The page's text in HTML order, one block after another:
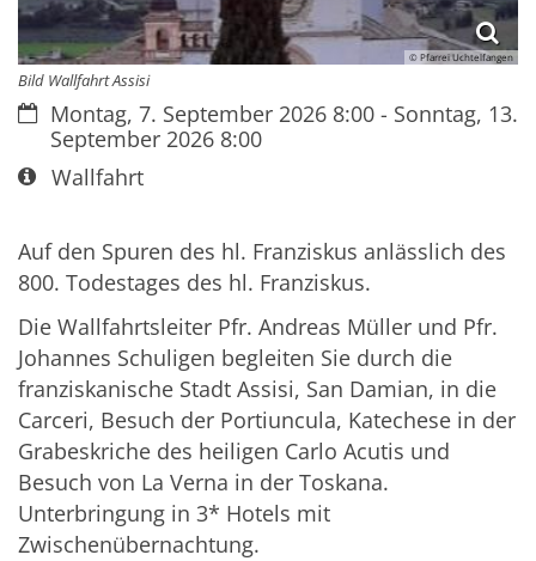
© Pfarrei Uchtelfangen
Bild Wallfahrt Assisi
Datum:
Montag, 7. September 2026 8:00 - Sonntag, 13.
September 2026 8:00
Art bzw. Nummer:
Wallfahrt
Auf den Spuren des hl. Franziskus anlässlich des
800. Todestages des hl. Franziskus.
Die Wallfahrtsleiter Pfr. Andreas Müller und Pfr.
Johannes Schuligen begleiten Sie durch die
franziskanische Stadt Assisi, San Damian, in die
Carceri, Besuch der Portiuncula, Katechese in der
Grabeskriche des heiligen Carlo Acutis und
Besuch von La Verna in der Toskana.
Unterbringung in 3* Hotels mit
Zwischenübernachtung.